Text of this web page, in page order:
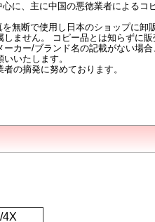
に、主に中国の悪徳業者によるコ
無断で使用し日本のショップに卸
ません。 コピー品とは知らずに販
カー/ブランド名の記載がない場
いたします。
の摘発に努めております。
4X